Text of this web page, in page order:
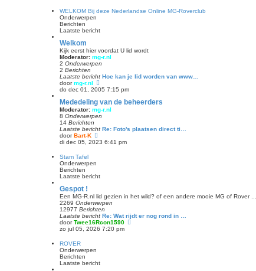
WELKOM Bij deze Nederlandse Online MG-Roverclub
Onderwerpen
Berichten
Laatste bericht
Welkom
Kijk eerst hier voordat U lid wordt
Moderator: mg-r.nl
2 Onderwerpen
2 Berichten
Laatste bericht Hoe kan je lid worden van www…
doormg-r.nl
e
i
j
a
t
h
t
do dec 01, 2005 7:15 pm
Mededeling van de beheerders
Moderator: mg-r.nl
8 Onderwerpen
14 Berichten
Laatste bericht Re: Foto's plaatsen direct ti…
doorBart-K
e
a
t
s
t
e
b
e
di dec 05, 2023 6:41 pm
Stam Tafel
Onderwerpen
Berichten
Laatste bericht
Gespot !
Een MG-R.nl lid gezien in het wild? of een andere mooie MG of Rover ....
2269 Onderwerpen
12977 Berichten
Laatste bericht Re: Wat rijdt er nog rond in …
doorTwee16Rcon1590
zo jul 05, 2026 7:20 pm
ROVER
Onderwerpen
Berichten
Laatste bericht